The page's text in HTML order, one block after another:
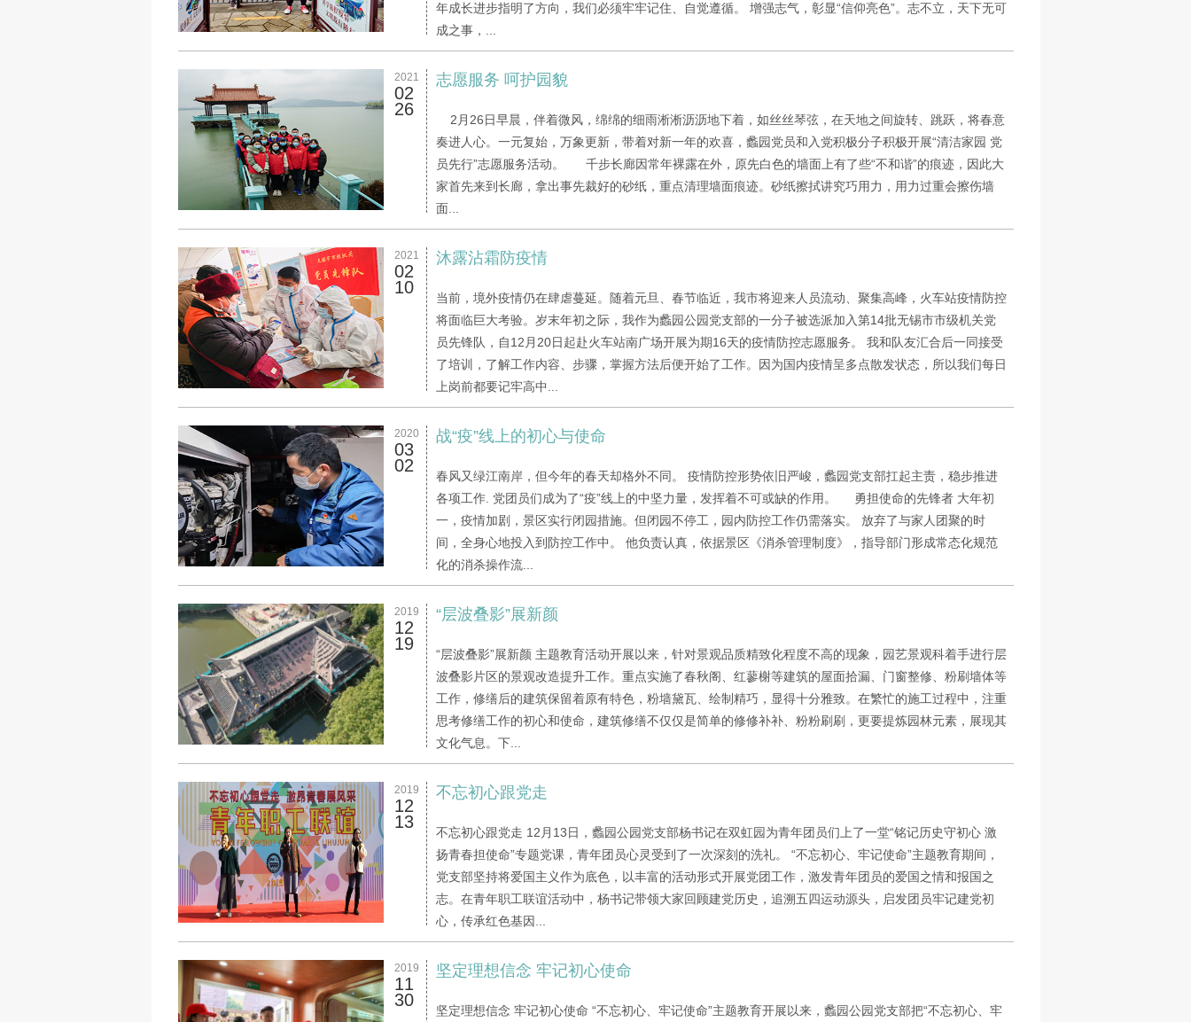
年成长进步指明了方向，我们必须牢牢记住、自觉遵循。 增强志气，彰显“信仰亮色”。志不立，天下无可
成之事，...
2021
02
26
志愿服务 呵护园貌
2月26日早晨，伴着微风，绵绵的细雨淅淅沥沥地下着，如丝丝琴弦，在天地之间旋转、跳跃，将春意
奏进人心。一元复始，万象更新，带着对新一年的欢喜，蠡园党员和入党积极分子积极开展“清洁家园 党
员先行”志愿服务活动。 千步长廊因常年裸露在外，原先白色的墙面上有了些“不和谐”的痕迹，因此大
家首先来到长廊，拿出事先裁好的砂纸，重点清理墙面痕迹。砂纸擦拭讲究巧用力，用力过重会擦伤墙
面...
2021
02
10
沐露沾霜防疫情
当前，境外疫情仍在肆虐蔓延。随着元旦、春节临近，我市将迎来人员流动、聚集高峰，火车站疫情防控
将面临巨大考验。岁末年初之际，我作为蠡园公园党支部的一分子被选派加入第14批无锡市市级机关党
员先锋队，自12月20日起赴火车站南广场开展为期16天的疫情防控志愿服务。 我和队友汇合后一同接受
了培训，了解工作内容、步骤，掌握方法后便开始了工作。因为国内疫情呈多点散发状态，所以我们每日
上岗前都要记牢高中...
2020
03
02
战“疫”线上的初心与使命
春风又绿江南岸，但今年的春天却格外不同。 疫情防控形势依旧严峻，蠡园党支部扛起主责，稳步推进
各项工作. 党团员们成为了“疫”线上的中坚力量，发挥着不可或缺的作用。 勇担使命的先锋者 大年初
一，疫情加剧，景区实行闭园措施。但闭园不停工，园内防控工作仍需落实。 放弃了与家人团聚的时
间，全身心地投入到防控工作中。 他负责认真，依据景区《消杀管理制度》，指导部门形成常态化规范
化的消杀操作流...
2019
12
19
“层波叠影”展新颜
“层波叠影”展新颜 主题教育活动开展以来，针对景观品质精致化程度不高的现象，园艺景观科着手进行层
波叠影片区的景观改造提升工作。重点实施了春秋阁、红蓼榭等建筑的屋面拾漏、门窗整修、粉刷墙体等
工作，修缮后的建筑保留着原有特色，粉墙黛瓦、绘制精巧，显得十分雅致。在繁忙的施工过程中，注重
思考修缮工作的初心和使命，建筑修缮不仅仅是简单的修修补补、粉粉刷刷，更要提炼园林元素，展现其
文化气息。下...
2019
12
13
不忘初心跟党走
不忘初心跟党走 12月13日，蠡园公园党支部杨书记在双虹园为青年团员们上了一堂“铭记历史守初心 激
扬青春担使命”专题党课，青年团员心灵受到了一次深刻的洗礼。 “不忘初心、牢记使命”主题教育期间，
党支部坚持将爱国主义作为底色，以丰富的活动形式开展党团工作，激发青年团员的爱国之情和报国之
志。在青年职工联谊活动中，杨书记带领大家回顾建党历史，追溯五四运动源头，启发团员牢记建党初
心，传承红色基因...
2019
11
30
坚定理想信念 牢记初心使命
坚定理想信念 牢记初心使命 “不忘初心、牢记使命”主题教育开展以来，蠡园公园党支部把“不忘初心、牢